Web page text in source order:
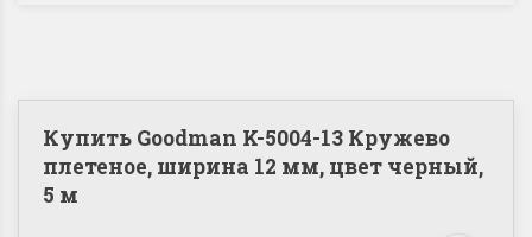
Купить Goodman K-5004-13 Кружево
плетеное, ширина 12 мм, цвет черный,
5 м